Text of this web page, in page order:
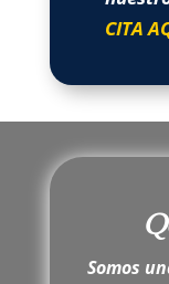
CITA
Somos